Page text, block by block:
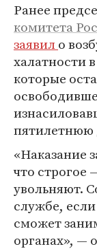
Ранее
комитета
заявило
халатности
которые
пятилетнюю
«Наказание
что строгое
увольняют.
службе,
сможет
органах», —